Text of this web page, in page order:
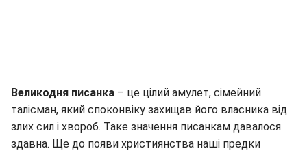
Великодня писанка – це цілий амулет, сімейний
талісман, який споконвіку захищав його власника від
злих сил і хвороб. Таке значення писанкам давалося
здавна. Ще до появи християнства наші предки